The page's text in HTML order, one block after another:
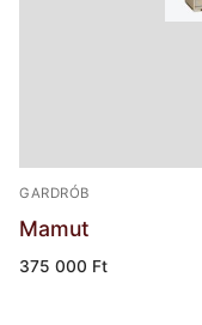
GARDRÓB
Mamut
375 000 Ft